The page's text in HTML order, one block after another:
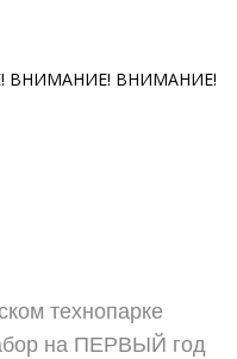
ВНИМАНИЕ! ВНИМАНИЕ!
технопарке
на ПЕРВЫЙ год